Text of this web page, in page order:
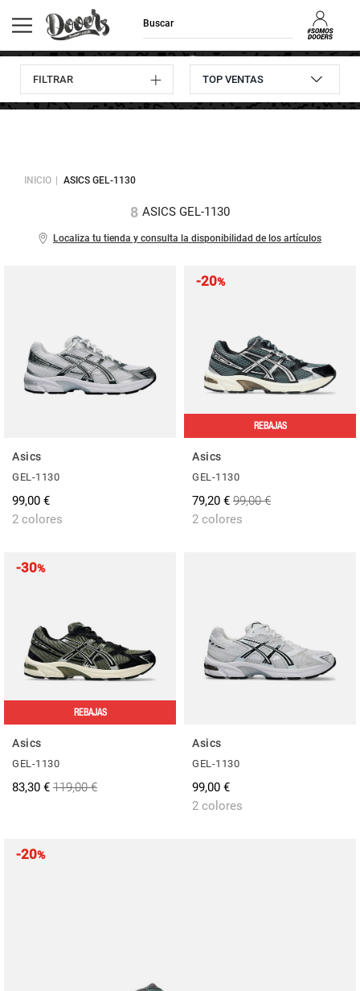
Envíos GRATIS
a domicilio
pedidos
Devoluciones
hasta 30 días
10% descuento
en tu primera compra
INICIO ASICS GEL-1130
Localiza tu tienda y consulta la disponibilidad de los artículos
8 ASICS GEL-1130
Asics
GEL-1130
99,00 €
2 colores
-20%
REBAJAS
Asics
GEL-1130
79,20 € 99,00 €
2 colores
-30%
REBAJAS
Asics
GEL-1130
83,30 € 119,00 €
Asics
GEL-1130
99,00 €
2 colores
-20%
FILTRAR